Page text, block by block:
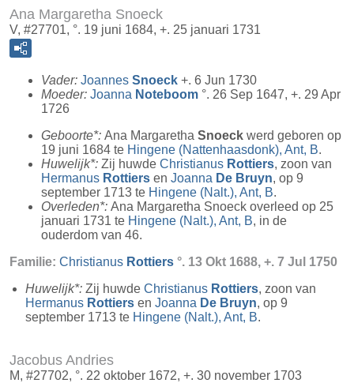
Ana Margaretha Snoeck
V, #27701, °. 19 juni 1684, +. 25 januari 1731
Vader: Joannes Snoeck +. 6 Jun 1730
Moeder: Joanna Noteboom °. 26 Sep 1647, +. 29 Apr
1726
Geboorte*: Ana Margaretha Snoeck werd geboren op
19 juni 1684 te Hingene (Nattenhaasdonk), Ant, B.
Huwelijk*: Zij huwde Christianus Rottiers, zoon van
Hermanus Rottiers en Joanna De Bruyn, op 9
september 1713 te Hingene (Nalt.), Ant, B.
Overleden*: Ana Margaretha Snoeck overleed op 25
januari 1731 te Hingene (Nalt.), Ant, B, in de
ouderdom van 46.
Familie: Christianus Rottiers °. 13 Okt 1688, +. 7 Jul 1750
Huwelijk*: Zij huwde Christianus Rottiers, zoon van
Hermanus Rottiers en Joanna De Bruyn, op 9
september 1713 te Hingene (Nalt.), Ant, B.
Jacobus Andries
M, #27702, °. 22 oktober 1672, +. 30 november 1703